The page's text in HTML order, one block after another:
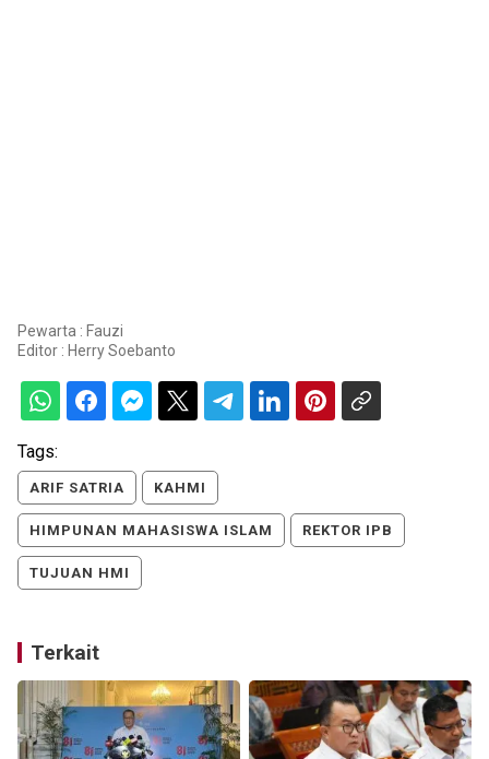
Pewarta : Fauzi
Editor : Herry Soebanto
Tags:
ARIF SATRIA KAHMI
HIMPUNAN MAHASISWA ISLAM REKTOR IPB
TUJUAN HMI
Terkait